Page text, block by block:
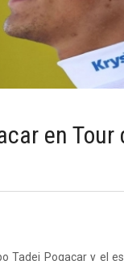
en Tour
Tadej Pogacar y el